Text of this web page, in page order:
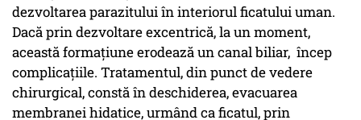
dezvoltarea parazitului în interiorul ficatului uman.
Dacă prin dezvoltare excentrică, la un moment,
această formațiune erodează un canal biliar, încep
complicațiile. Tratamentul, din punct de vedere
chirurgical, constă în deschiderea, evacuarea
membranei hidatice, urmând ca ficatul, prin